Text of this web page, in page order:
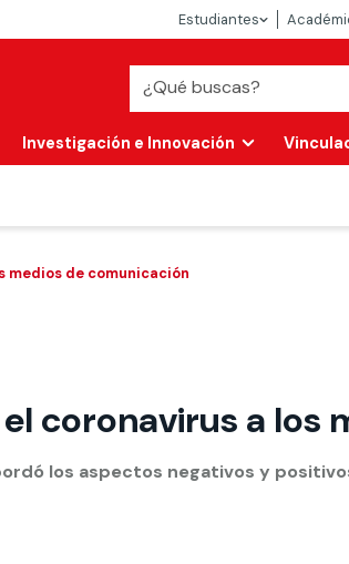
Estudiantes
Investigación e Innovación
medios de comunicación
coronavirus a los
los aspectos negativos y